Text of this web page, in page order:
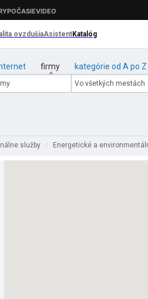
firmy kategórie od A po Z
služby / Energetické a